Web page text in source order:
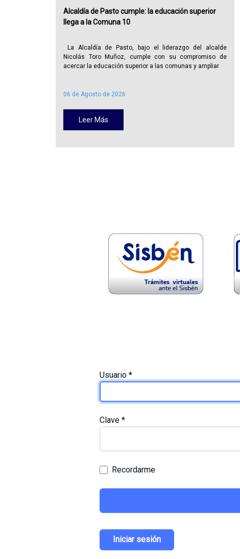
06 de Agosto de 2026
Leer Más
Alcaldía de Pasto cumple: la educación superior
llega a la Comuna 10
La Alcaldía de Pasto, bajo el liderazgo del alcalde
Nicolás Toro Muñoz, cumple con su compromiso de
acercar la educación superior a las comunas y ampliar
Usuario *
Clave *
Recordarme
Iniciar sesión